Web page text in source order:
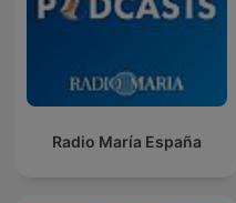
Radio María España